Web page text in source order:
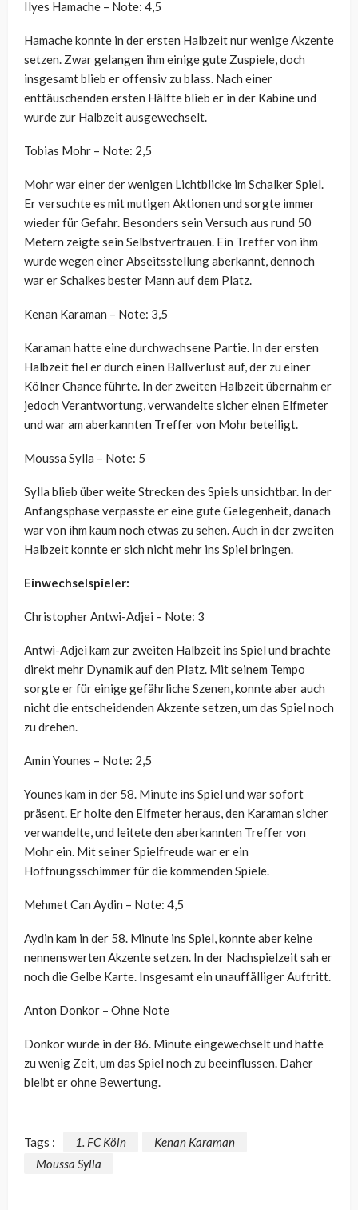
Ilyes Hamache – Note: 4,5
Hamache konnte in der ersten Halbzeit nur wenige Akzente
setzen. Zwar gelangen ihm einige gute Zuspiele, doch
insgesamt blieb er offensiv zu blass. Nach einer
enttäuschenden ersten Hälfte blieb er in der Kabine und
wurde zur Halbzeit ausgewechselt.
Tobias Mohr – Note: 2,5
Mohr war einer der wenigen Lichtblicke im Schalker Spiel.
Er versuchte es mit mutigen Aktionen und sorgte immer
wieder für Gefahr. Besonders sein Versuch aus rund 50
Metern zeigte sein Selbstvertrauen. Ein Treffer von ihm
wurde wegen einer Abseitsstellung aberkannt, dennoch
war er Schalkes bester Mann auf dem Platz.
Kenan Karaman – Note: 3,5
Karaman hatte eine durchwachsene Partie. In der ersten
Halbzeit fiel er durch einen Ballverlust auf, der zu einer
Kölner Chance führte. In der zweiten Halbzeit übernahm er
jedoch Verantwortung, verwandelte sicher einen Elfmeter
und war am aberkannten Treffer von Mohr beteiligt.
Moussa Sylla – Note: 5
Sylla blieb über weite Strecken des Spiels unsichtbar. In der
Anfangsphase verpasste er eine gute Gelegenheit, danach
war von ihm kaum noch etwas zu sehen. Auch in der zweiten
Halbzeit konnte er sich nicht mehr ins Spiel bringen.
Einwechselspieler:
Christopher Antwi-Adjei – Note: 3
Antwi-Adjei kam zur zweiten Halbzeit ins Spiel und brachte
direkt mehr Dynamik auf den Platz. Mit seinem Tempo
sorgte er für einige gefährliche Szenen, konnte aber auch
nicht die entscheidenden Akzente setzen, um das Spiel noch
zu drehen.
Amin Younes – Note: 2,5
Younes kam in der 58. Minute ins Spiel und war sofort
präsent. Er holte den Elfmeter heraus, den Karaman sicher
verwandelte, und leitete den aberkannten Treffer von
Mohr ein. Mit seiner Spielfreude war er ein
Hoffnungsschimmer für die kommenden Spiele.
Mehmet Can Aydin – Note: 4,5
Aydin kam in der 58. Minute ins Spiel, konnte aber keine
nennenswerten Akzente setzen. In der Nachspielzeit sah er
noch die Gelbe Karte. Insgesamt ein unauffälliger Auftritt.
Anton Donkor – Ohne Note
Donkor wurde in der 86. Minute eingewechselt und hatte
zu wenig Zeit, um das Spiel noch zu beeinflussen. Daher
bleibt er ohne Bewertung.
Tags : 1. FC Köln
Kenan Karaman
Moussa Sylla